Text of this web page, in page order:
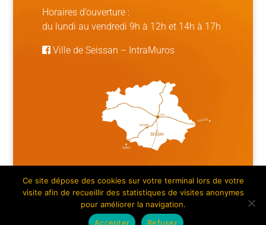
Horaires d’ouverture :
du lundi au vendredi 9h à 12h et 14h à 17h
Ville de Seissan – IntraMuros
Mentions légales | Crédits |Plan du site
Ce site dépose des cookies sur votre terminal lors de votre
visite afin de recueillir des statistiques de visites anonymes
pour améliorer la navigation.
Accepter
Refuser